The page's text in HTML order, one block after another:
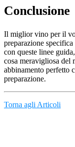
Conclusione
Il miglior vino per il
preparazione
con queste linee
cosa meravigliosa del
abbinamento perfetto
preparazione.
Torna agli Articoli